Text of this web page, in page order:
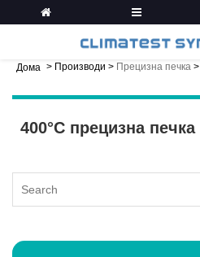
Дома > Производи > Прецизна печка >
400°C прецизна печка